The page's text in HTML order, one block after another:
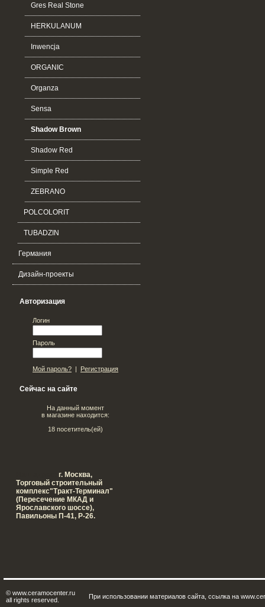
Gres Real Stone
HERKULANUM
Inwencja
ORGANIC
Organza
Sensa
Shadow Brown
Shadow Red
Simple Red
ZEBRANO
POLCOLORIT
TUBADZIN
Германия
Дизайн-проекты
Авторизация
Логин
Пароль
Мой пароль? | Регистрация
Сейчас на сайте
На данный момент
в магазине находится:
18 посетитель(ей)
г. Москва,
Tорговый строительный
комплекс"Тракт-Терминал"
(Пересечение МКАД и
Ярославского шоссе),
Павильоны П-41, Р-26.
© www.ceramocenter.ru
all rights reserved.
При использовании материалов сайта, ссылка на